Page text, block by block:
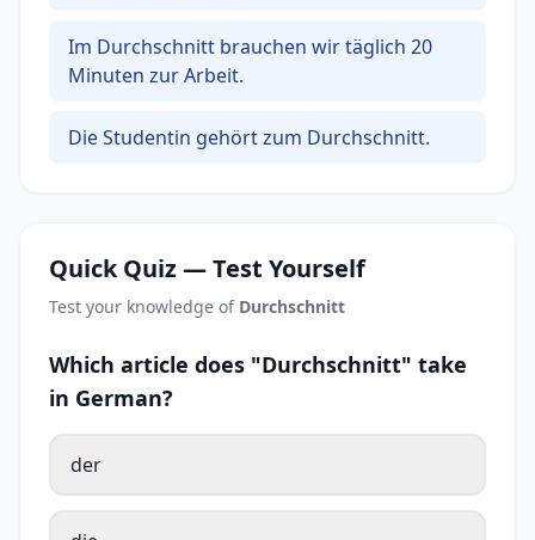
Im Durchschnitt brauchen wir täglich 20
Minuten zur Arbeit.
Die Studentin gehört zum Durchschnitt.
Quick Quiz — Test Yourself
Test your knowledge of Durchschnitt
Which article does "Durchschnitt" take
in German?
der